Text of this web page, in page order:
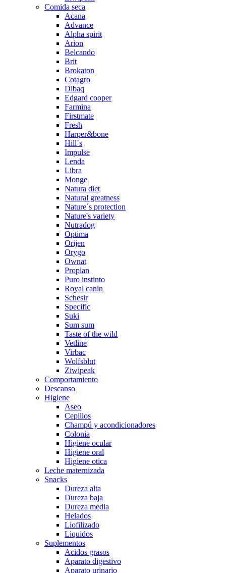
Comida seca
Acana
Advance
Alpha spirit
Arion
Belcando
Brit
Brokaton
Cotagro
Dibaq
Edgard cooper
Farmina
Firstmate
Fresh
Harper&bone
Hill´s
Impulse
Lenda
Libra
Monge
Natura diet
Natural greatness
Nature´s protection
Nature's variety
Nutradog
Optima
Orijen
Orygo
Ownat
Proplan
Puro instinto
Royal canin
Schesir
Specific
Suki
Sum sum
Taste of the wild
Vetline
Virbac
Wolfsblut
Ziwipeak
Comportamiento
Descanso
Higiene
Aseo
Cepillos
Champú y acondicionadores
Colonia
Higiene ocular
Higiene oral
Higiene otica
Leche maternizada
Snacks
Dureza alta
Dureza baja
Dureza media
Helados
Liofilizado
Liquidos
Suplementos
Acidos grasos
Aparato digestivo
Aparato urinario